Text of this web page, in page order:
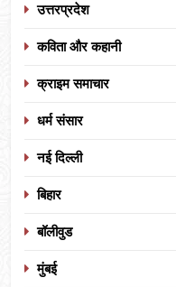
उत्तरप्रदेश
कविता और कहानी
क्राइम समाचार
धर्म संसार
नई दिल्ली
बिहार
बॉलीवुड
मुंबई